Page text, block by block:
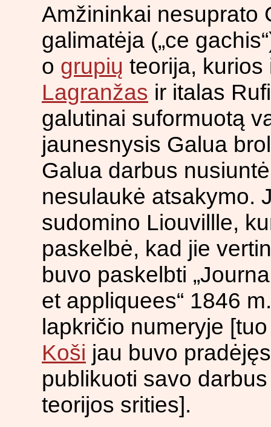
Amžininkai nesuprato
galimatėja („ce
o grupių teorija,
Lagranžas ir italas
galutinai suformuotą
jaunesnysis Galua
Galua darbus
nesulaukė atsakymo.
sudomino Liouvillle,
paskelbė, kad jie
buvo paskelbti
et appliquees“ 1846
lapkričio numeryje
Koši jau buvo pradėjęs
publikuoti savo
teorijos srities].